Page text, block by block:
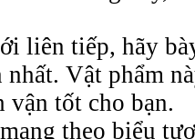
liên tiếp, hãy
Vật phẩm
vận tốt cho bạn.
theo biểu